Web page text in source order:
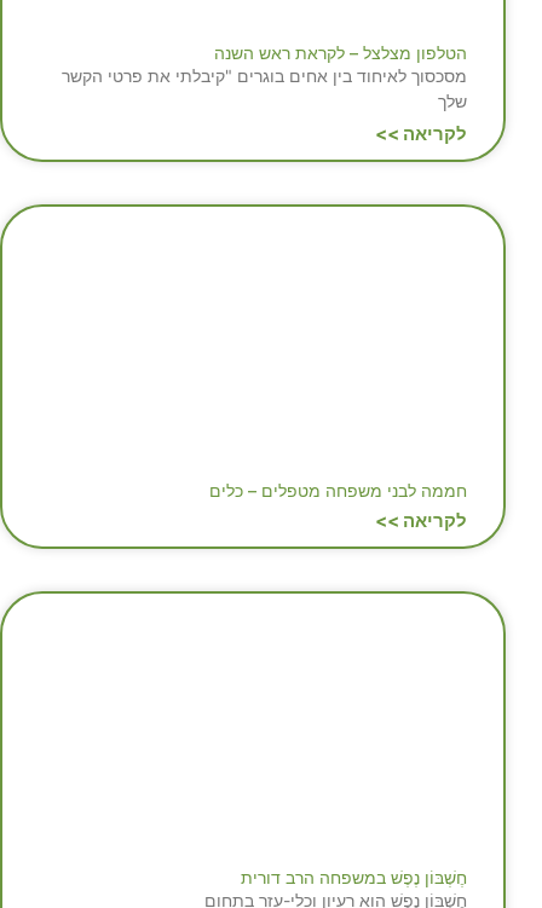
הטלפון מצלצל – לקראת ראש השנה
מסכסוך לאיחוד בין אחים בוגרים "קיבלתי את פרטי הקשר
שלך
לקריאה >>
חממה לבני משפחה מטפלים – כלים
לקריאה >>
חֶשְׁבּוֹן נֶפֶשׁ במשפחה הרב דורית
חֶשְׁבּוֹן נֶפֶשׁ הוא רעיון וכלי-עזר בתחום